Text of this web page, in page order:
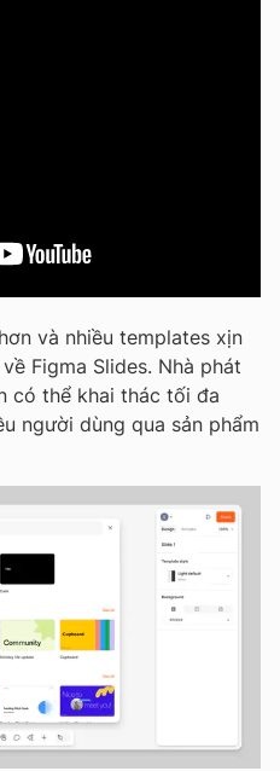
và nhiều templates xịn
Figma Slides. Nhà phát
có thể khai thác tối đa
người dùng qua sản phẩm